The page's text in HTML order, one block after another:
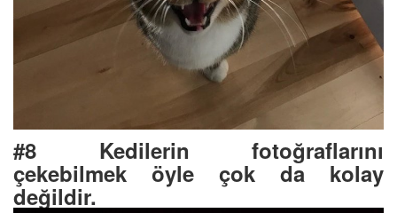
#8 Kedilerin fotoğraflarını
çekebilmek öyle çok da kolay
değildir.